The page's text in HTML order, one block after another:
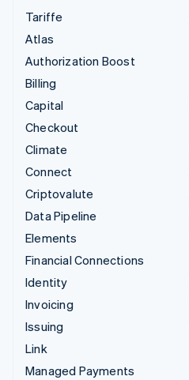
Tariffe
Atlas
Authorization Boost
Billing
Capital
Checkout
Climate
Connect
Criptovalute
Data Pipeline
Elements
Financial Connections
Identity
Invoicing
Issuing
Link
Managed Payments